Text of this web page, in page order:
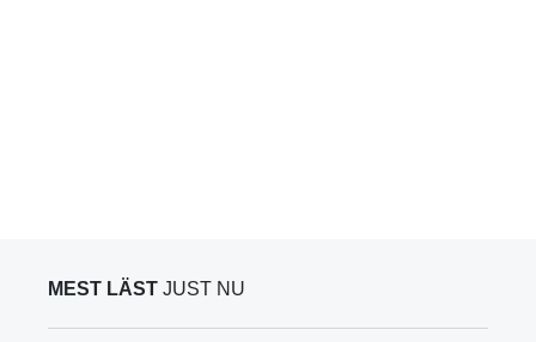
MEST LÄST JUST NU